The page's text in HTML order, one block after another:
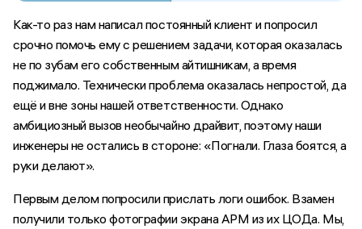
Как-то раз нам написал постоянный клиент и попросил
срочно помочь ему с решением задачи, которая оказалась
не по зубам его собственным айтишникам, а время
поджимало. Технически проблема оказалась непростой, да
ещё и вне зоны нашей ответственности. Однако
амбициозный вызов необычайно драйвит, поэтому наши
инженеры не остались в стороне: «Погнали. Глаза боятся, а
руки делают».
Первым делом попросили прислать логи ошибок. Взамен
получили только фотографии экрана АРМ из их ЦОДа. Мы,